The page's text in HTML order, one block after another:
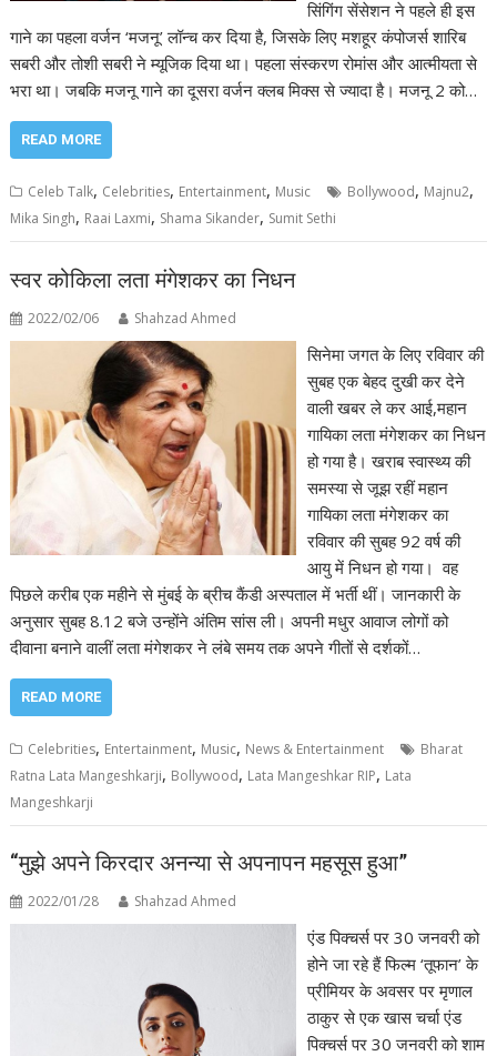
सिंगिंग सेंसेशन ने पहले ही इस
गाने का पहला वर्जन ‘मजनू’ लॉन्च कर दिया है, जिसके लिए मशहूर कंपोजर्स शारिब
सबरी और तोशी सबरी ने म्यूजिक दिया था। पहला संस्करण रोमांस और आत्मीयता से
भरा था। जबकि मजनू गाने का दूसरा वर्जन क्लब मिक्स से ज्यादा है। मजनू 2 को…
READ MORE
Celeb Talk, Celebrities, Entertainment, Music Bollywood, Majnu2,
Mika Singh, Raai Laxmi, Shama Sikander, Sumit Sethi
स्वर कोकिला लता मंगेशकर का निधन
2022/02/06 Shahzad Ahmed
सिनेमा जगत के लिए रविवार की
सुबह एक बेहद दुखी कर देने
वाली खबर ले कर आई,महान
गायिका लता मंगेशकर का निधन
हो गया है। खराब स्वास्थ्य की
समस्या से जूझ रहीं महान
गायिका लता मंगेशकर का
रविवार की सुबह 92 वर्ष की
आयु में निधन हो गया। वह
पिछले करीब एक महीने से मुंबई के ब्रीच कैंडी अस्पताल में भर्ती थीं। जानकारी के
अनुसार सुबह 8.12 बजे उन्होंने अंतिम सांस ली। अपनी मधुर आवाज लोगों को
दीवाना बनाने वालीं लता मंगेशकर ने लंबे समय तक अपने गीतों से दर्शकों…
READ MORE
Celebrities, Entertainment, Music, News & Entertainment
Bharat
Ratna Lata Mangeshkarji, Bollywood, Lata Mangeshkar RIP, Lata
Mangeshkarji
“मुझे अपने किरदार अनन्या से अपनापन महसूस हुआ”
2022/01/28 Shahzad Ahmed
एंड पिक्चर्स पर 30 जनवरी को
होने जा रहे हैं फिल्म ‘तूफान’ के
प्रीमियर के अवसर पर मृणाल
ठाकुर से एक खास चर्चा एंड
पिक्चर्स पर 30 जनवरी को शाम